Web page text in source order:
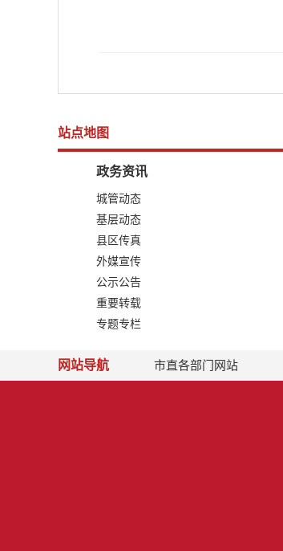
站点地图
政务资讯
城管动态
基层动态
县区传真
外媒宣传
公示公告
重要转载
专题专栏
网站导航 市直各部门网站